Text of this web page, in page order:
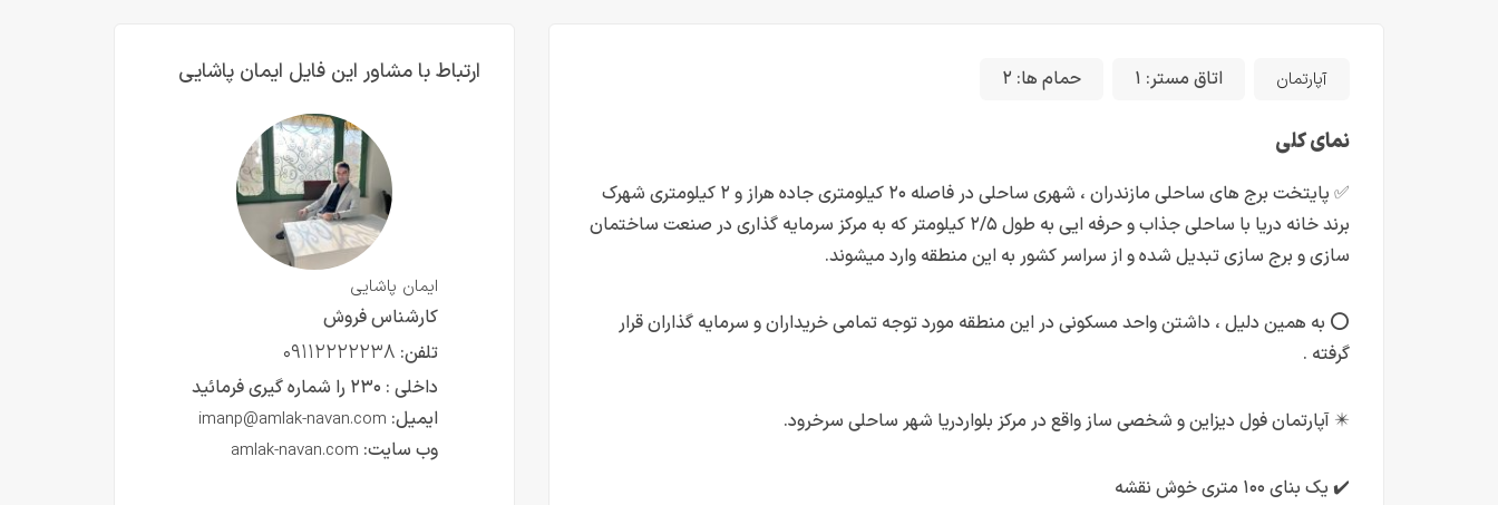
آپارتمان اتاق مستر: ۱ حمام ها: ۲
نمای کلی
✅ پایتخت برج های ساحلی مازندران ، شهری ساحلی در فاصله ۲۰ کیلومتری جاده هراز و ۲ کیلومتری شهرک
برند خانه دریا با ساحلی جذاب و حرفه ایی به طول ۲/۵ کیلومتر که به مرکز سرمایه گذاری در صنعت ساختمان
سازی و برج سازی تبدیل شده و از سراسر کشور به این منطقه وارد میشوند.
⭕️ به همین دلیل ، داشتن واحد مسکونی در این منطقه مورد توجه تمامی خریداران و سرمایه گذاران قرار
گرفته .
✴️ آپارتمان فول دیزاین و شخصی ساز واقع در مرکز بلواردریا شهر ساحلی سرخرود.
✔️ یک بنای ۱۰۰ متری خوش نقشه
ارتباط با مشاور این فایل ایمان پاشایی
ایمان پاشایی
کارشناس فروش
تلفن: ۰۹۱۱۲۲۲۲۲۳۸
داخلی : ۲۳۰ را شماره گیری فرمائید
ایمیل: imanp@amlak-navan.com
وب سایت: amlak-navan.com